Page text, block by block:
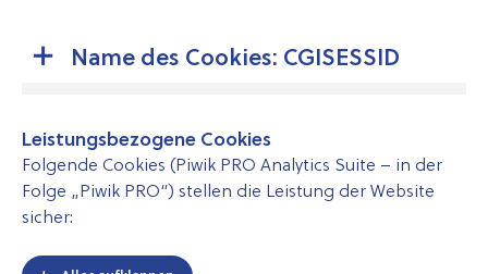
Name des Cookies: CGISESSID
Leistungsbezogene Cookies
Folgende Cookies (Piwik PRO Analytics Suite – in der
Folge „Piwik PRO“) stellen die Leistung der Website
sicher: